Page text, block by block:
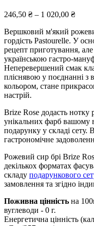
246,50 ₴ – 1 020,00 ₴
Вершковий м'який
гордість Pastourelle. У
рецепт приготування,
українською гастро-
Неперевершений смак
пліснявою у поєднанні
кольором, стане
настрій.
Brize Rose додасть нотку
унікальних фарб вашому
подарунку у складі сету.
гастрономічне
Рожевий сир брі Brize
декількох форматах
складу подарункового
замовлення та згідно
Поживна цінність на
вуглеводи - 0 г.
Енергетична цінність